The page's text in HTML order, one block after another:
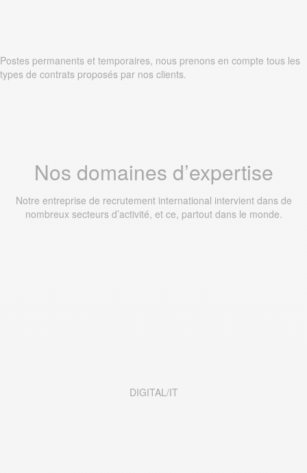
Postes permanents et temporaires, nous prenons en compte tous les
types de contrats proposés par nos clients.
Nos domaines d’expertise
Notre entreprise de recrutement international intervient dans de
nombreux secteurs d’activité, et ce, partout dans le monde.
DIGITAL/IT